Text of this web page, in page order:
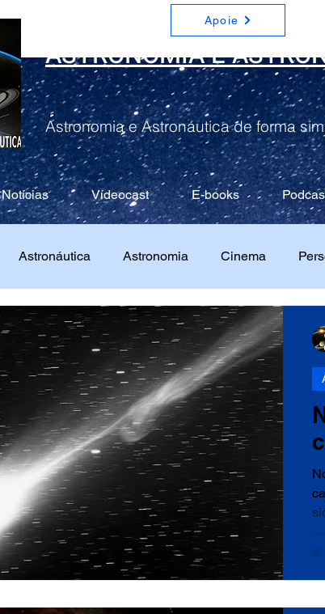
Apoie
ASTRONOMIA E
Astronomia e Astronáutica de forma
Astronáutica Astronomia Cinema
Notícias Vídeocast E-books